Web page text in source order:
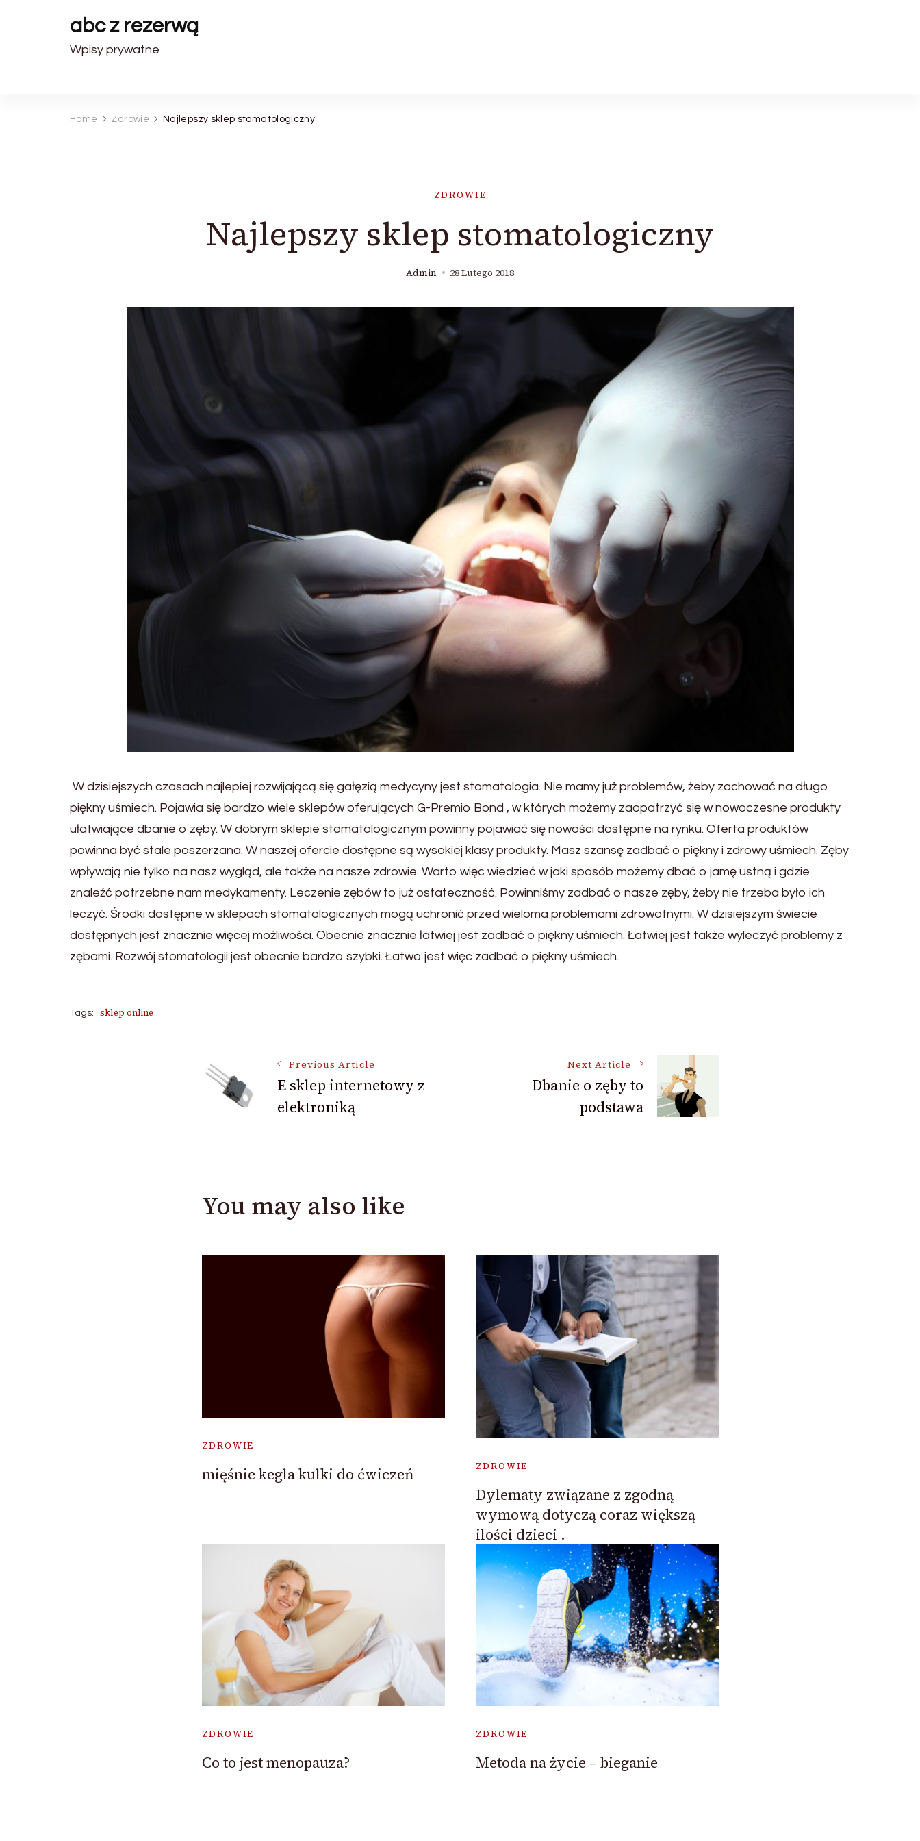
abc z rezerwą
Wpisy prywatne
Home Zdrowie Najlepszy sklep stomatologiczny
ZDROWIE
Najlepszy sklep stomatologiczny
Admin 28 Lutego 2018
W dzisiejszych czasach najlepiej rozwijającą się gałęzią medycyny jest stomatologia. Nie mamy już problemów, żeby zachować na długo
piękny uśmiech. Pojawia się bardzo wiele sklepów oferujących G-Premio Bond , w których możemy zaopatrzyć się w nowoczesne produkty
ułatwiające dbanie o zęby. W dobrym sklepie stomatologicznym powinny pojawiać się nowości dostępne na rynku. Oferta produktów
powinna być stale poszerzana. W naszej ofercie dostępne są wysokiej klasy produkty. Masz szansę zadbać o piękny i zdrowy uśmiech. Zęby
wpływają nie tylko na nasz wygląd, ale także na nasze zdrowie. Warto więc wiedzieć w jaki sposób możemy dbać o jamę ustną i gdzie
znaleźć potrzebne nam medykamenty. Leczenie zębów to już ostateczność. Powinniśmy zadbać o nasze zęby, żeby nie trzeba było ich
leczyć. Środki dostępne w sklepach stomatologicznych mogą uchronić przed wieloma problemami zdrowotnymi. W dzisiejszym świecie
dostępnych jest znacznie więcej możliwości. Obecnie znacznie łatwiej jest zadbać o piękny uśmiech. Łatwiej jest także wyleczyć problemy z
zębami. Rozwój stomatologii jest obecnie bardzo szybki. Łatwo jest więc zadbać o piękny uśmiech.
Tags: sklep online
Post
Navigation
Previous Article
E sklep internetowy z
elektroniką
Next Article
Dbanie o zęby to
podstawa
You may also like
ZDROWIE
mięśnie kegla kulki do ćwiczeń ZDROWIE
Dylematy związane z zgodną
wymową dotyczą coraz większą
ilości dzieci .
ZDROWIE
Co to jest menopauza?
ZDROWIE
Metoda na życie – bieganie